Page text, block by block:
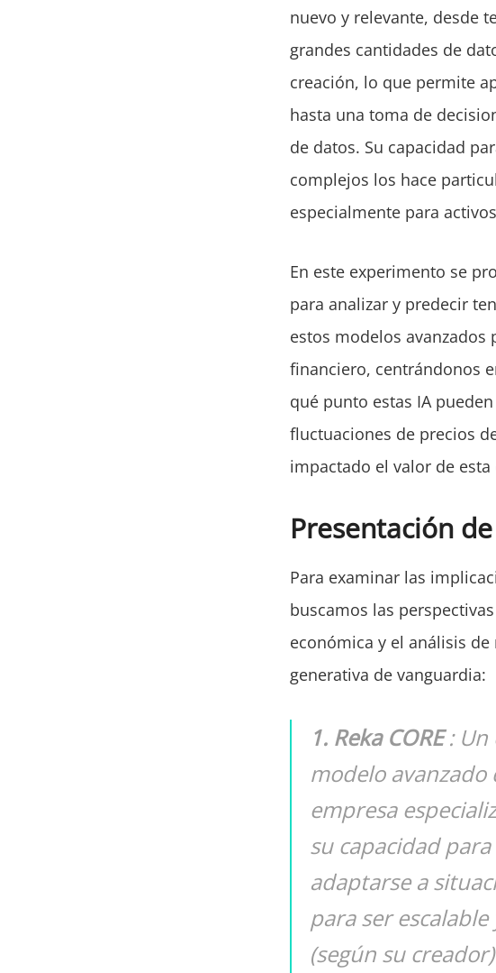
nuevo y relevante, desde
grandes cantidades de
creación, lo que permite
hasta una toma de
de datos. Su capacidad
complejos los hace
especialmente para
En este experimento se
para analizar y predecir
estos modelos
financiero, centrándonos
qué punto estas IA
fluctuaciones de precios
impactado el valor de
Presentación
Para examinar las
buscamos las
económica y el análisis
generativa de vanguardia:
1. Reka CORE: Un
modelo avanzado
empresa
su capacidad
adaptarse a
para ser
(según su